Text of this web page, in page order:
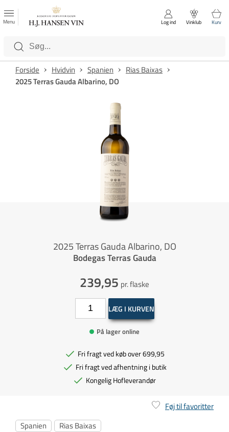
Luk
Kategorier
Menu Log ind Vinklub Kurv
Forside Hvidvin Spanien
Rias Baixas
2025 Terras Gauda Albarino, DO
2025 Terras Gauda Albarino, DO
Bodegas Terras Gauda
239,95 pr. flaske
LÆG I KURVEN
På lager online
Fri fragt ved køb over 699,95
Fri fragt ved afhentning i butik
Kongelig Hofleverandør
Føj til favoritter
Spanien
Rias Baixas